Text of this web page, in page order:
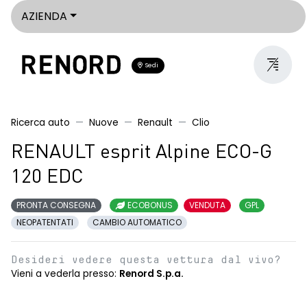
AZIENDA
Sedi
Ricerca auto Nuove Renault Clio
RENAULT esprit Alpine ECO-G
120 EDC
PRONTA CONSEGNA ECOBONUS VENDUTA
GPL
NEOPATENTATI
CAMBIO AUTOMATICO
Desideri vedere questa vettura dal vivo?
Vieni a vederla presso: Renord S.p.a.